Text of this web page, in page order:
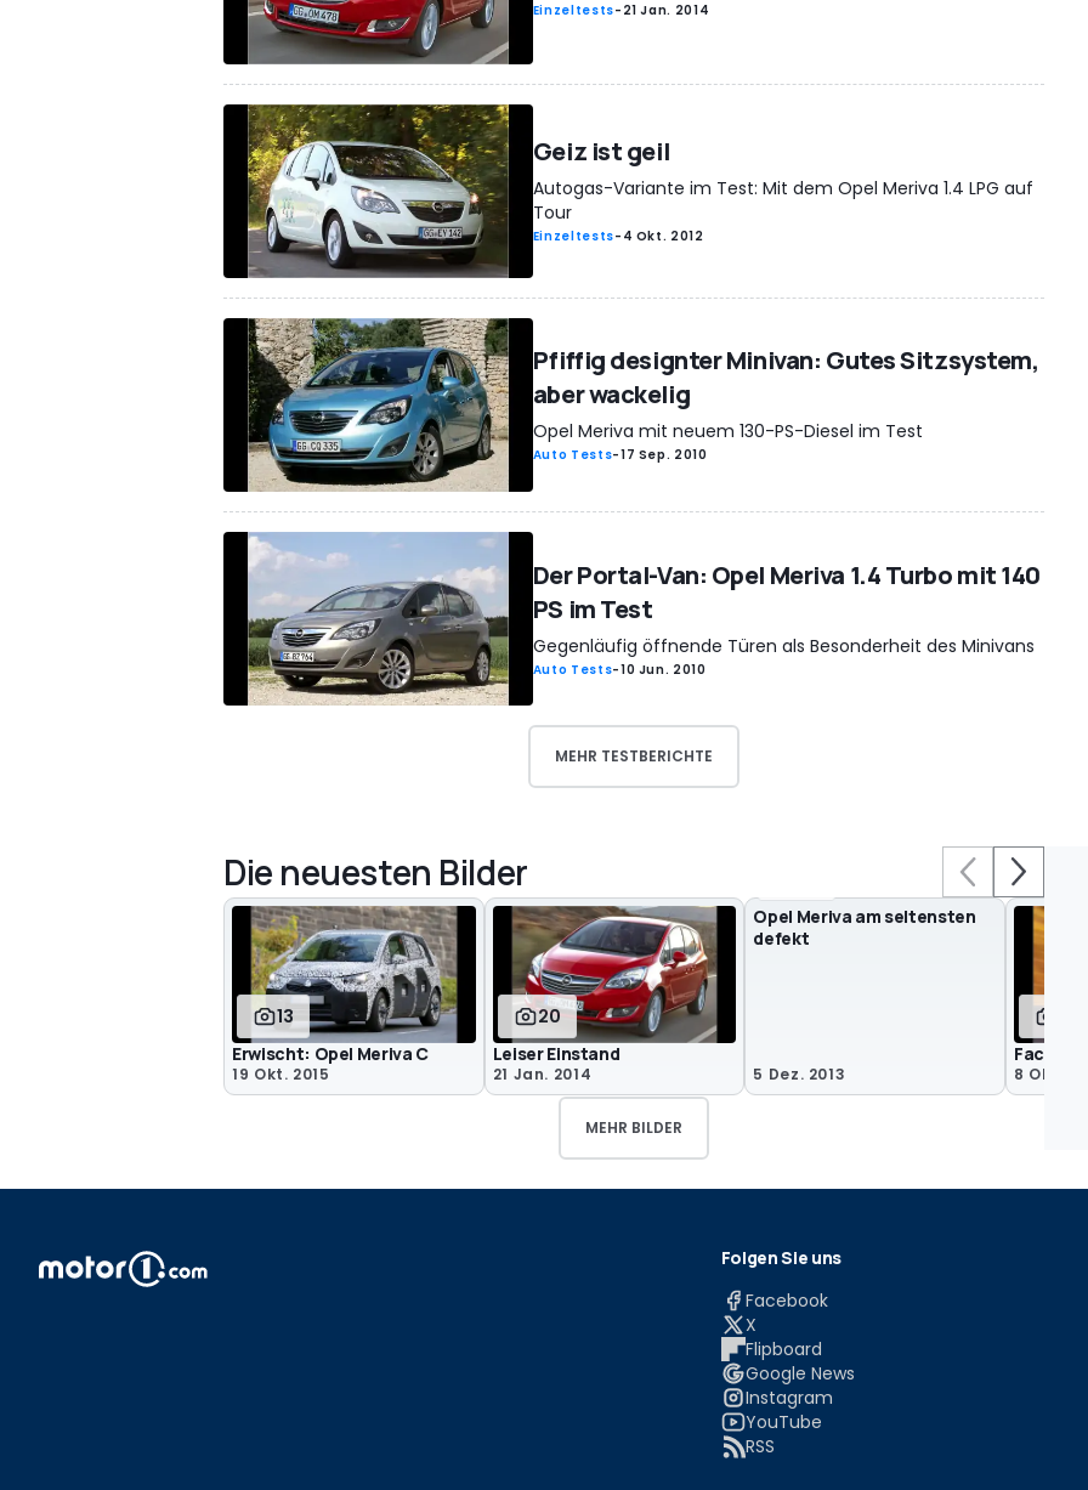
Einzeltests- 21 Jan. 2014
Geiz ist geil
Autogas-Variante im Test: Mit dem Opel Meriva 1.4 LPG auf
Tour
Einzeltests- 4 Okt. 2012
Pfiffig designter Minivan: Gutes Sitzsystem,
aber wackelig
Opel Meriva mit neuem 130-PS-Diesel im Test
Auto Tests-17 Sep. 2010
Der Portal-Van: Opel Meriva 1.4 Turbo mit 140
PS im Test
Gegenläufig öffnende Türen als Besonderheit des Minivans
Auto Tests-10 Jun. 2010
MEHR TESTBERICHTE
Die neuesten Bilder
13
Erwischt: Opel Meriva C
19 Okt. 2015
20
Leiser Einstand
21 Jan. 2014
Opel Meriva am seltensten
defekt
5 Dez. 2013
Facelift
8 Okt.
MEHR BILDER
Folgen Sie uns
Facebook
X
Flipboard
Google News
Instagram
YouTube
RSS